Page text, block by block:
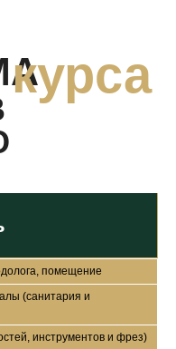
помещение
(санитария и
инструментов и фрез)